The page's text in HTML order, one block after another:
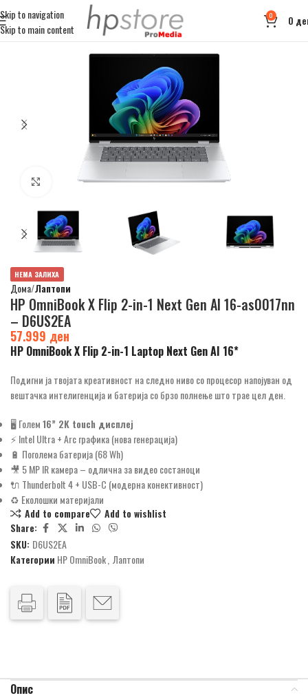
Skip to navigation
Skip to main content
0 0
Click to enlarge
НЕМА ЗАЛИХА
Дома Лаптопи
HP OmniBook X Flip 2-in-1 Next Gen AI 16-as0017nn
– D6US2EA
57.999 ден
HP OmniBook X Flip 2-in-1 Laptop Next Gen AI 16*
Подигни ја твојата креативност на следно ниво со процесор напојуван од
вештачка интелигенција и батерија со брзо полнење што трае цел ден.
🖥️ Голем16” 2K touch дисплеј
⚡ Intel Ultra + Arc графика (нова генерација)
🔋 Поголема батерија (68 Wh)
🎥 5 MP IR камера – одлична за видео состаноци
🔌 Thunderbolt 4 + USB-C (модерна конективност)
♻️ Еколошки материјали
Add to compare
Add to wishlist
Share:
SKU: D6US2EA
Категории HP OmniBook Лаптопи
Опис